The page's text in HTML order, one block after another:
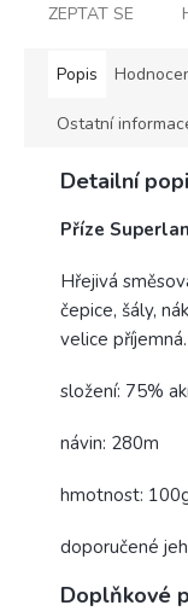
ZEPTAT SE
Popis
Ostatní
Detailní
Příze
Hřejivá
čepice, šály,
velice příjemná.
složení: 75%
návin: 280m
hmotnost:
doporučené
Doplňkové